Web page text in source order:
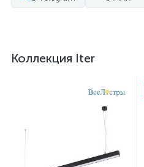
Коллекция Iter